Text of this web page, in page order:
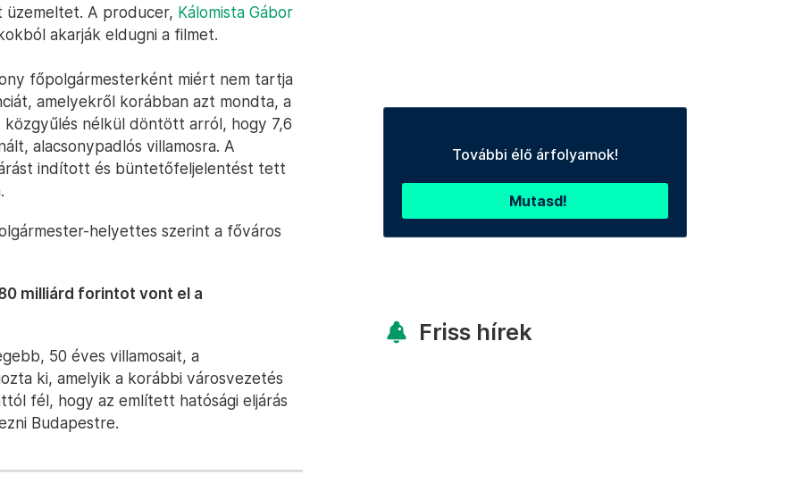
üzemeltet. A producer, Kálomista Gábor
akarják eldugni a filmet.
főpolgármesterként miért nem tartja
amelyekről korábban azt mondta, a
közgyűlés nélkül döntött arról, hogy 7,6
alacsonypadlós villamosra. A
indított és büntetőfeljelentést tett
helyettes szerint a főváros
milliárd forintot vont el a
50 éves villamosait, a
ki, amelyik a korábbi városvezetés
fél, hogy az említett hatósági eljárás
Budapestre.
További élő árfolyamok!
Mutasd!
Friss hírek